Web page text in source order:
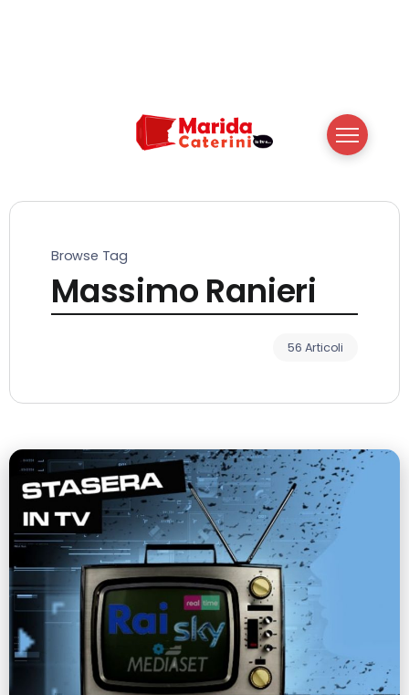
Browse Tag
Massimo Ranieri
56 Articoli